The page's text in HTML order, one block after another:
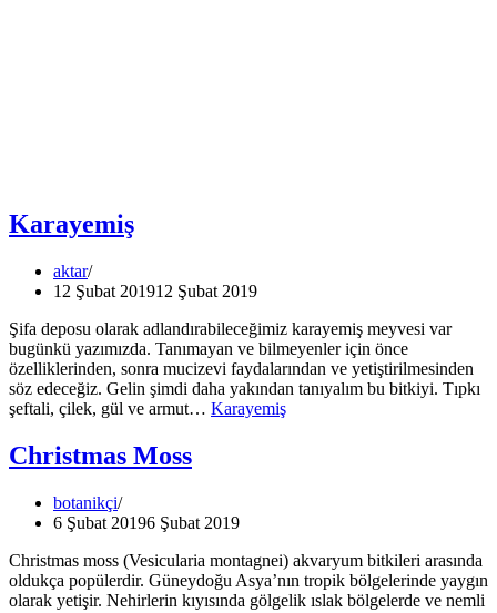
Karayemiş
aktar
12 Şubat 201912 Şubat 2019
Şifa deposu olarak adlandırabileceğimiz karayemiş meyvesi var
bugünkü yazımızda. Tanımayan ve bilmeyenler için önce
özelliklerinden, sonra mucizevi faydalarından ve yetiştirilmesinden
söz edeceğiz. Gelin şimdi daha yakından tanıyalım bu bitkiyi. Tıpkı
şeftali, çilek, gül ve armut… Karayemiş
Christmas Moss
botanikçi
6 Şubat 20196 Şubat 2019
Christmas moss (Vesicularia montagnei) akvaryum bitkileri arasında
oldukça popülerdir. Güneydoğu Asya’nın tropik bölgelerinde yaygın
olarak yetişir. Nehirlerin kıyısında gölgelik ıslak bölgelerde ve nemli